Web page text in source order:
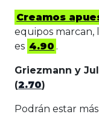
Creamos
equipos
es 4.90 .
Griezmann y
(2.70)
Podrán estar